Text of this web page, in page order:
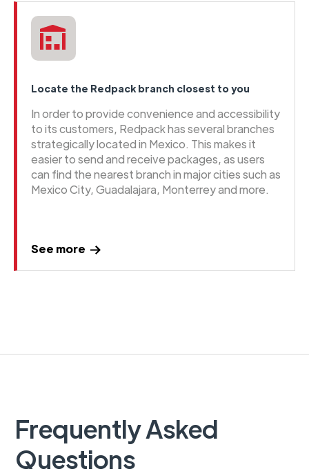
Locate the Redpack branch closest to you
In order to provide convenience and accessibility
to its customers, Redpack has several branches
strategically located in Mexico. This makes it
easier to send and receive packages, as users
can find the nearest branch in major cities such as
Mexico City, Guadalajara, Monterrey and more.
See more
Frequently Asked
Questions